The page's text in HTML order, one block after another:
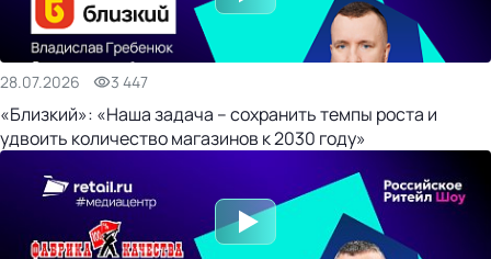
28.07.2026 3 447
«Близкий»: «Наша задача – сохранить темпы роста и
удвоить количество магазинов к 2030 году»